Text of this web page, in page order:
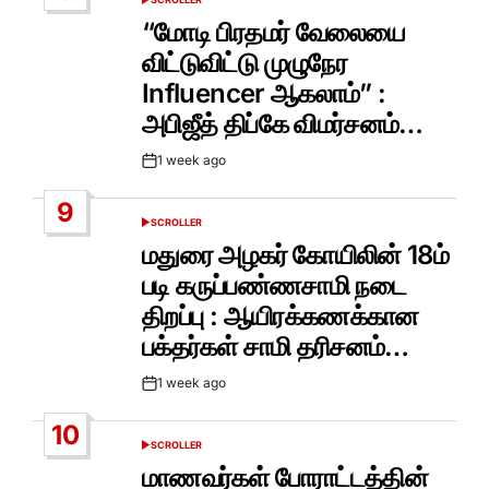
POSTED
IN
“மோடி பிரதமர் வேலையை
விட்டுவிட்டு முழுநேர
Influencer ஆகலாம்” :
அபிஜீத் திப்கே விமர்சனம்…
Post1 week ago
9
POSTED
SCROLLER
மதுரை அழகர் கோயிலின் 18ம்
படி கருப்பண்ணசாமி நடை
திறப்பு : ஆயிரக்கணக்கான
பக்தர்கள் சாமி தரிசனம்…
Post1 week ago
10
POSTED
SCROLLER
மாணவர்கள் போராட்டத்தின்